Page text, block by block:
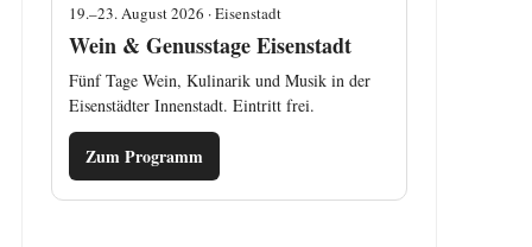
19.–23. August 2026 · Eisenstadt
Wein & Genusstage Eisenstadt
Fünf Tage Wein, Kulinarik und Musik in der
Eisenstädter Innenstadt. Eintritt frei.
Zum Programm